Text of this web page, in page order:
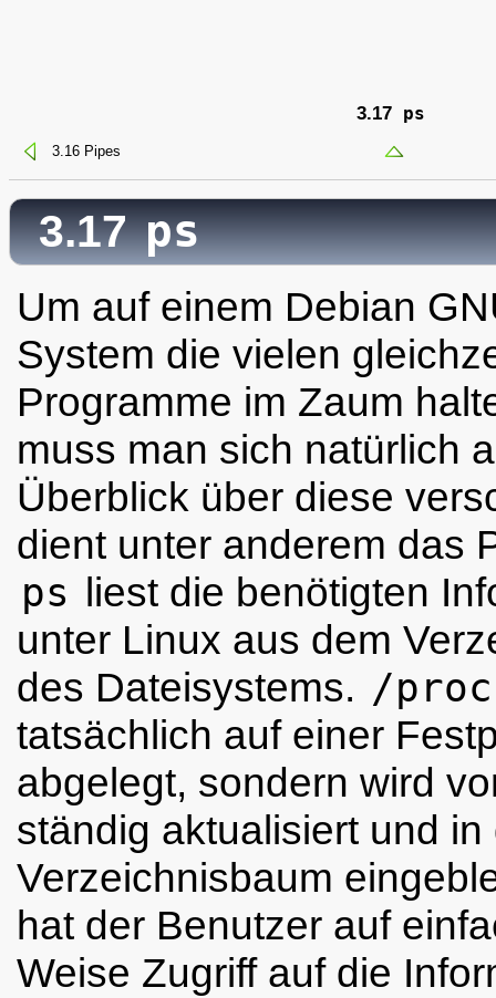
3.17 ps
3.16 Pipes
3.17ps
Um auf einem Debian
System die vielen
Programme im Zaum
muss man sich natürlich
Überblick über diese
dient unter anderem das
ps liest die benötigten
unter Linux aus dem
des Dateisystems. /proc
tatsächlich auf einer
abgelegt, sondern wird
ständig aktualisiert und in
Verzeichnisbaum
hat der Benutzer auf
Weise Zugriff auf die